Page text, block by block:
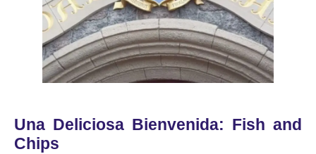
Una Deliciosa Bienvenida: Fish and
Chips